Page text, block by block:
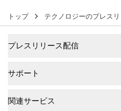
トップ テクノロジーのプレス
プレスリリース配信
サポート
関連サービス